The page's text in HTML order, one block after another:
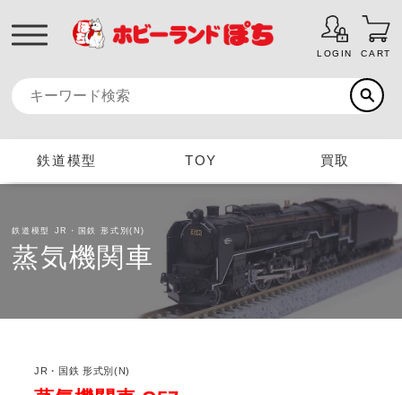
LOGIN CART
鉄道模型 TOY 買取
鉄道模型 JR・国鉄 形式別(N)
蒸気機関車
JR・国鉄 形式別(N)